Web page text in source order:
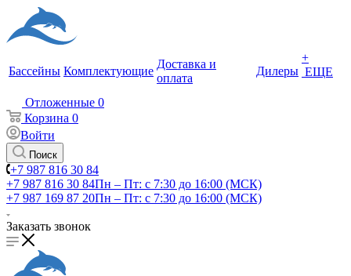
Бассейны Комплектующие
Доставка и
оплата
Дилеры
+
ЕЩЕ
Отложенные 0
Корзина 0
Войти
Поиск
+7 987 816 30 84
+7 987 816 30 84Пн – Пт: с 7:30 до 16:00 (МСК)
+7 987 169 87 20Пн – Пт: с 7:30 до 16:00 (МСК)
Заказать звонок